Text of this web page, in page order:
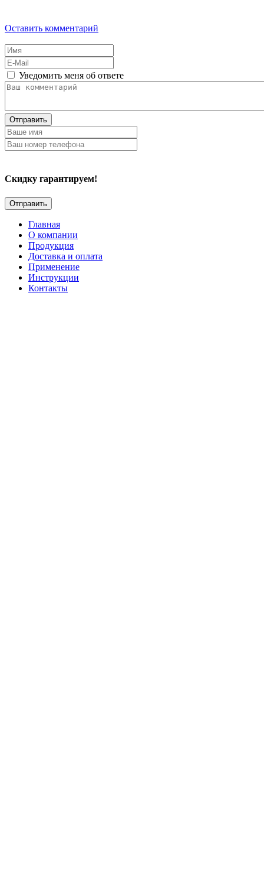
Оставить комментарий
Уведомить меня об ответе
Отправить
Скидку гарантируем!
Главная
О компании
Продукция
Доставка и оплата
Применение
Инструкции
Контакты